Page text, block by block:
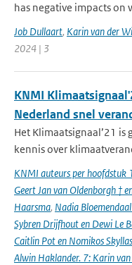
has negative impacts on
Job Dullaart, Karin van der
2024 | 3
KNMI
Nederland snel
Het Klimaatsignaal’21
kennis over
KNMI auteurs per hoofdstuk
Geert Jan van Oldenborgh †
Haarsma, Nadia
Sybren Drijfhout en Dewi Le
Caitlin Pot en Nomikos
Alwin Haklander. 7: Karin